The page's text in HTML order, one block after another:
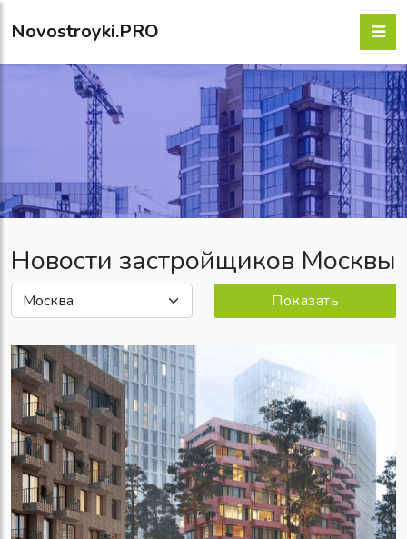
Novostroyki.PRO
Новости застройщиков Москвы
Показать